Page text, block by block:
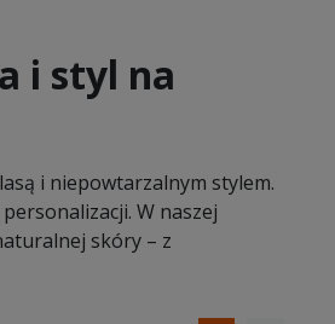
i styl na
i niepowtarzalnym stylem.
W naszej
skóry – z